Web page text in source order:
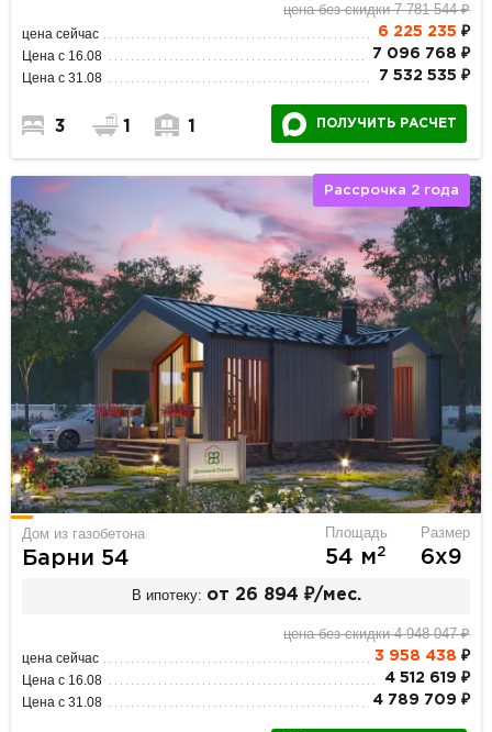
цена без скидки 7 781 544 ₽
цена сейчас 6 225 235 ₽
Цена с 16.08 7 096 768 ₽
Цена с 31.08 7 532 535 ₽
3 1 1 ПОЛУЧИТЬ РАСЧЕТ
Рассрочка 2 года
Дом из газобетона
Барни 54
Площадь
54 м2
Размер
6х9
В ипотеку: от 26 894 ₽/мес.
цена без скидки 4 948 047 ₽
цена сейчас 3 958 438 ₽
Цена с 16.08 4 512 619 ₽
Цена с 31.08 4 789 709 ₽